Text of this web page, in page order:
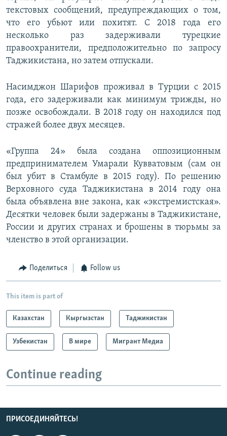
текстовых сообщений, предупреждающих о том,
что его убьют или похитят. С 2018 года его
несколько раз задерживали турецкие
правоохранители, предположительно по запросу
Таджикистана, но затем отпускали.
Насимджон Шарифов проживал в Турции с 2015
года, его задерживали как минимум трижды, но
позже освобождали. В 2018 году он находился под
стражей более двух месяцев.
«Группа 24» была создана оппозиционным
предпринимателем Умарали Кувватовым (сам он
был убит в Стамбуле в 2015 году). По решению
Верховного суда Таджикистана в 2014 году она
была объявлена вне закона, как «экстремистская».
Десятки человек были задержаны в Таджикистане,
России и других странах и брошены в тюрьмы за
членство в этой организации.
Поделиться Follow us
This item is part of
Казахстан Кыргызстан Таджикистан
Узбекистан В мире Мигрант Медиа
Continue reading
ПРИСОЕДИНЯЙТЕСЬ!